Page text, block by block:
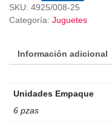
SKU: 4925/008-25
Categoría: Juguetes
Información adicional
Unidades Empaque
6 pzas